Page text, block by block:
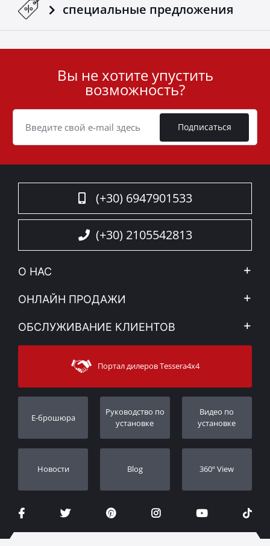
специальные предложения
Cookie
Вы не хотите упустить
возможность?
Подписаться
(+30) 6947901533
(+30) 2105542813
О НАС
Компания
Новости
Sitemap
ОНЛАЙН ПРОДАЖИ
Mой Aккаунт
Методы доставки
ОБСЛУЖИВАНИЕ КЛИЕНТОВ
Связаться с
Поддержка клиентов
Порядок слежения
Дилеры
Портал дилеров Tessera4x4
E-брошюра
Pуководство по
установке
Видео по
установке
Новости Blog 360º View